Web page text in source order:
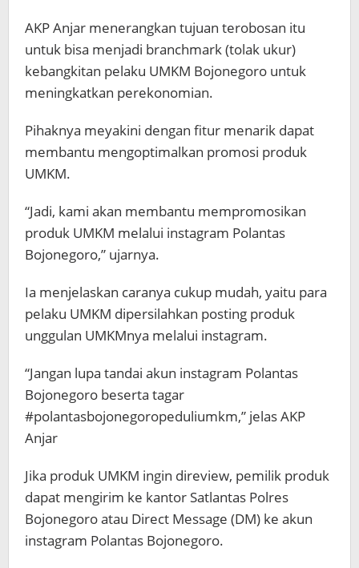
AKP Anjar menerangkan tujuan terobosan itu
untuk bisa menjadi branchmark (tolak ukur)
kebangkitan pelaku UMKM Bojonegoro untuk
meningkatkan perekonomian.
Pihaknya meyakini dengan fitur menarik dapat
membantu mengoptimalkan promosi produk
UMKM.
“Jadi, kami akan membantu mempromosikan
produk UMKM melalui instagram Polantas
Bojonegoro,” ujarnya.
Ia menjelaskan caranya cukup mudah, yaitu para
pelaku UMKM dipersilahkan posting produk
unggulan UMKMnya melalui instagram.
“Jangan lupa tandai akun instagram Polantas
Bojonegoro beserta tagar
#polantasbojonegoropeduliumkm,” jelas AKP
Anjar
Jika produk UMKM ingin direview, pemilik produk
dapat mengirim ke kantor Satlantas Polres
Bojonegoro atau Direct Message (DM) ke akun
instagram Polantas Bojonegoro.